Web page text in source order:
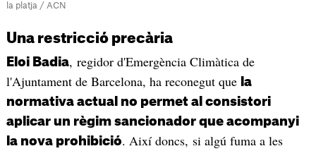
la platja / ACN
Una restricció precària
Eloi Badia, regidor d'Emergència Climàtica de
l'Ajuntament de Barcelona, ha reconegut que la
normativa actual no permet al consistori
aplicar un règim sancionador que acompanyi
la nova prohibició. Així doncs, si algú fuma a les